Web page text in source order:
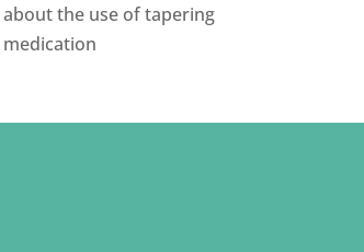
about the use of tapering
medication